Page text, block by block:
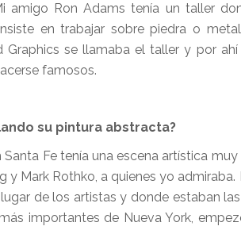
amigo Ron Adams tenía un taller
en trabajar sobre piedra o
se llamaba el taller y por
famosos.
su pintura abstracta?
Fe tenía una escena artística
Mark Rothko, a quienes yo
de los artistas y donde estaban
importantes de Nueva York,